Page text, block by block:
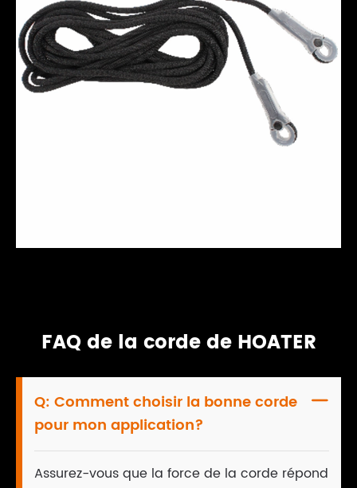
FAQ de la corde de HOATER
Q: Comment choisir la bonne corde
pour mon application?

Assurez-vous que la force de la corde répond